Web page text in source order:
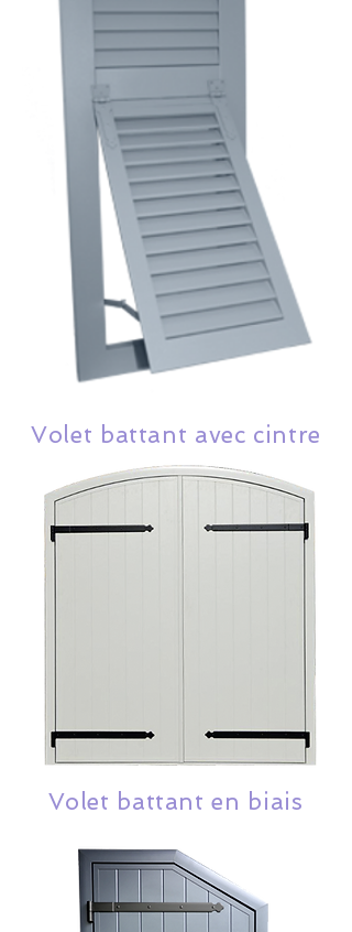
Volet battant avec cintre
Volet battant en biais